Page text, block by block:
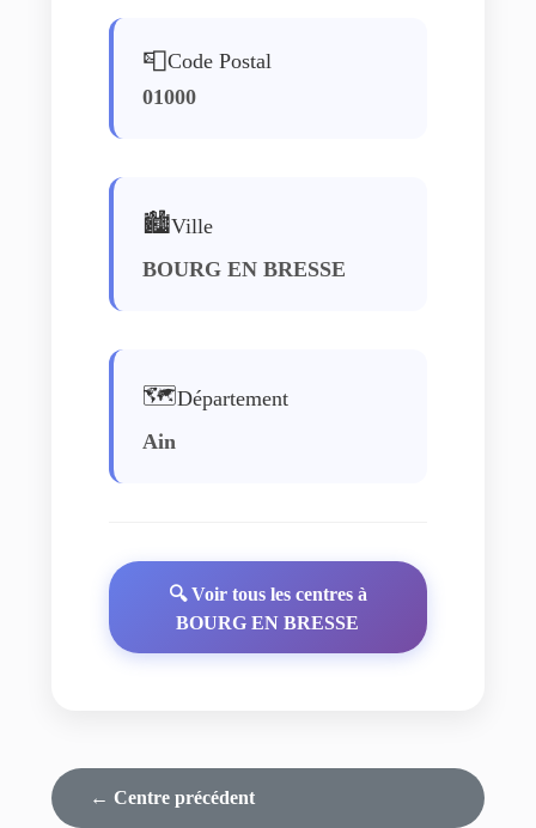
📮Code Postal
01000
🏙️Ville
BOURG EN BRESSE
🗺️Département
Ain
🔍 Voir tous les centres à
BOURG EN BRESSE
← Centre précédent